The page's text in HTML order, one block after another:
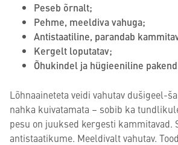
Peseb õrnalt;
Pehme, meeldiva vahuga;
Antistaatiline, parandab
Kergelt loputatav;
Õhukindel ja hügieeniline
Lõhnaaineteta veidi vahutav dušigeel-
nahka kuivatamata – sobib ka
pesu on juuksed kergesti kammitavad.
antistaatikume. Meeldivalt vahutav.